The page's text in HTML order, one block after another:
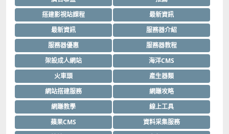
搭建影視站課程
最新資訊
最新資訊
服務器介紹
服務器優惠
服務器教程
架設成人網站
海洋CMS
火車頭
產生器類
網站搭建服務
網賺攻略
網賺教學
線上工具
蘋果CMS
資料采集服務